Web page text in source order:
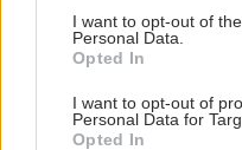
consent section.
I want to opt-out of
Personal Data.
Opted In
I want to opt-out of
Personal Data for
Opted In
μέσα στο στόμα, ώστε
προς τα εμπρός ή
των αμυγδαλών και